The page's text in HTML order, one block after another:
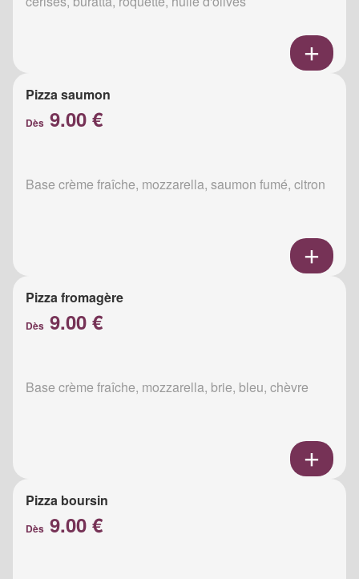
Pizza saumon
Dès 9.00 €
Base crème fraîche, mozzarella, saumon fumé, citron
Pizza fromagère
Dès 9.00 €
Base crème fraîche, mozzarella, brie, bleu, chèvre
Pizza boursin
Dès 9.00 €